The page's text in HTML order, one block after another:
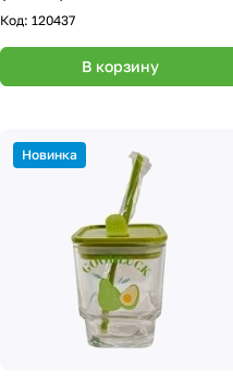
Код: 120437
В корзину
Новинка